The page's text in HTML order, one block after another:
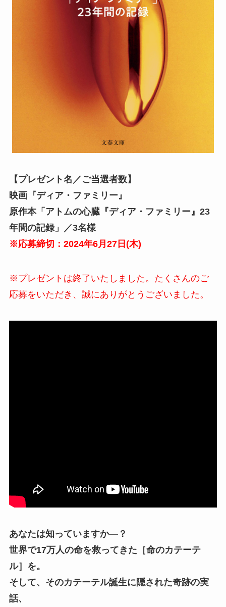
【プレゼント名／ご当選者数】
映画『ディア・ファミリー』
原作本「アトムの心臓『ディア・ファミリー』23
年間の記録」／3名様
※応募締切：2024年6月27日(木)
※プレゼントは終了いたしました。たくさんのご
応募をいただき、誠にありがとうございました。
あなたは知っていますか―？
世界で17万人の命を救ってきた［命のカテーテ
ル］を。
そして、そのカテーテル誕生に隠された奇跡の実
話、